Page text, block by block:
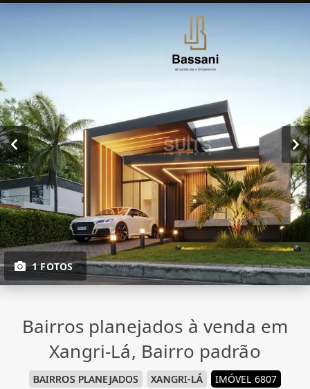
1 FOTOS
Bairros planejados à venda em
Xangri-Lá, Bairro padrão
BAIRROS PLANEJADOS XANGRI-LÁ IMÓVEL 6807